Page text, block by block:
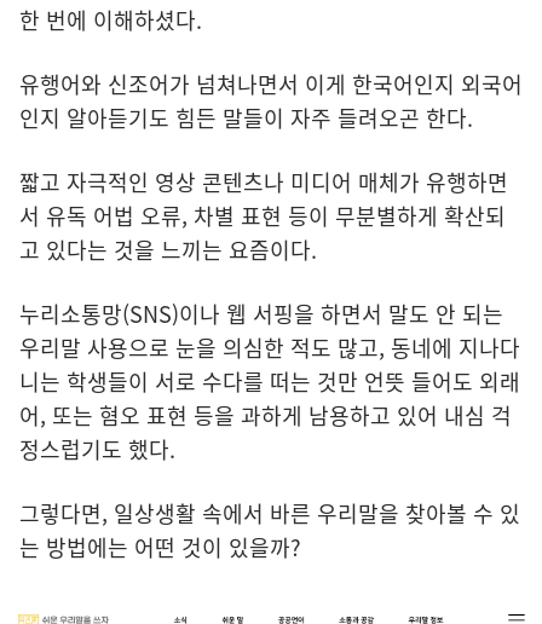
한 번에 이해하셨다.
유행어와 신조어가 넘쳐나면서 이게 한국어인지 외국어
인지 알아듣기도 힘든 말들이 자주 들려오곤 한다.
짧고 자극적인 영상 콘텐츠나 미디어 매체가 유행하면
서 유독 어법 오류, 차별 표현 등이 무분별하게 확산되
고 있다는 것을 느끼는 요즘이다.
누리소통망(SNS)이나 웹 서핑을 하면서 말도 안 되는
우리말 사용으로 눈을 의심한 적도 많고, 동네에 지나다
니는 학생들이 서로 수다를 떠는 것만 언뜻 들어도 외래
어, 또는 혐오 표현 등을 과하게 남용하고 있어 내심 걱
정스럽기도 했다.
그렇다면, 일상생활 속에서 바른 우리말을 찾아볼 수 있
는 방법에는 어떤 것이 있을까?